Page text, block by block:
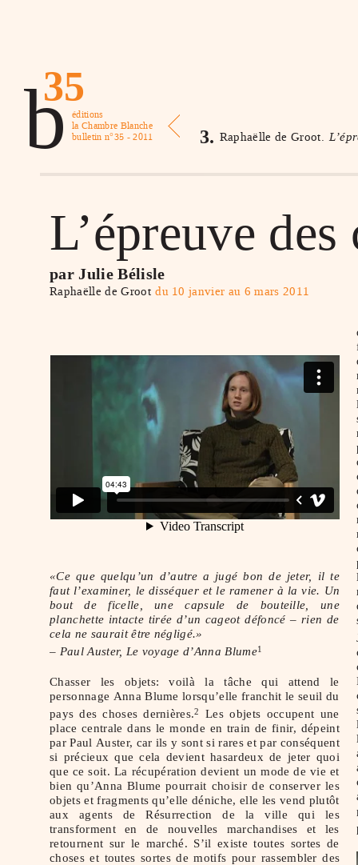
b
35
éditions
la Chambre Blanche
bulletin n°35 - 2011
3. Raphaëlle de Groot.
L’épreuve des
par Julie Bélisle
Raphaëlle de Groot du 10 janvier au 6 mars 2011
«Ce que quelqu’un d’autre a jugé bon de jeter, il te
faut l’examiner, le disséquer et le ramener à la vie. Un
bout de ficelle, une capsule de bouteille, une
planchette intacte tirée d’un cageot défoncé – rien de
cela ne saurait être négligé.»
– Paul Auster, Le voyage d’Anna Blume1
Chasser les objets: voilà la tâche qui attend le
personnage Anna Blume lorsqu’elle franchit le seuil du
pays des choses dernières.2
Les objets occupent une
place centrale dans le monde en train de finir, dépeint
par Paul Auster, car ils y sont si rares et par conséquent
si précieux que cela devient hasardeux de jeter quoi
que ce soit. La récupération devient un mode de vie et
bien qu’Anna Blume pourrait choisir de conserver les
objets et fragments qu’elle déniche, elle les vend plutôt
aux agents de Résurrection de la ville qui les
transforment en de nouvelles marchandises et les
retournent sur le marché. S’il existe toutes sortes de
choses et toutes sortes de motifs pour rassembler des